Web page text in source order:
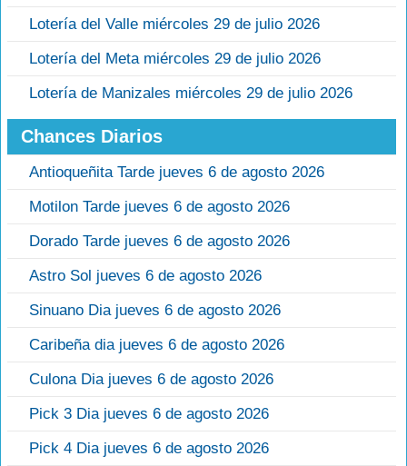
Lotería del Valle miércoles 29 de julio 2026
Lotería del Meta miércoles 29 de julio 2026
Lotería de Manizales miércoles 29 de julio 2026
Chances Diarios
Antioqueñita Tarde jueves 6 de agosto 2026
Motilon Tarde jueves 6 de agosto 2026
Dorado Tarde jueves 6 de agosto 2026
Astro Sol jueves 6 de agosto 2026
Sinuano Dia jueves 6 de agosto 2026
Caribeña dia jueves 6 de agosto 2026
Culona Dia jueves 6 de agosto 2026
Pick 3 Dia jueves 6 de agosto 2026
Pick 4 Dia jueves 6 de agosto 2026